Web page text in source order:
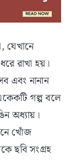
যেখানে
রাখা হয়।
এবং নানান
গল্প বলে
অধ্যায়।
খোঁজ
ছবি সংগ্রহ